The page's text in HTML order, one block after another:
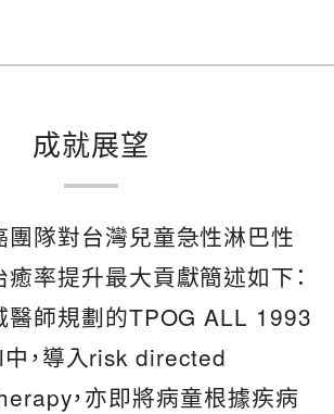
成就展望
團隊對台灣兒童急性淋巴性
癒率提升最大貢獻簡述如下：
醫師規劃的TPOG ALL 1993
，導入risk directed
，亦即將病童根據疾病